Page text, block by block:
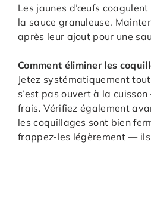
Les jaunes d’œufs
la sauce granuleuse.
après leur ajout pour une
Comment éliminer les
Jetez systématiquement
s’est pas ouvert à la
frais. Vérifiez également
les coquillages sont bien
frappez-les légèrement —